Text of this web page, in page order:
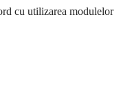
cu utilizarea modulelor